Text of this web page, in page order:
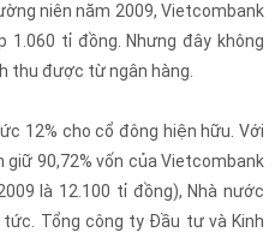
niên năm 2009, Vietcombank
1.060 tỉ đồng. Nhưng đây không
thu được từ ngân hàng.
12% cho cổ đông hiện hữu. Với
90,72% vốn của Vietcombank
là 12.100 tỉ đồng), Nhà nước
Tổng công ty Đầu tư và Kinh